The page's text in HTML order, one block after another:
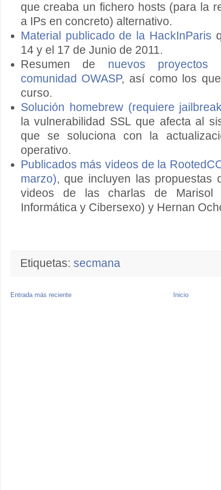
que creaba un fichero hosts (para la
a IPs en concreto) alternativo.
Material publicado de la HackInParis
14 y el 17 de Junio de 2011.
Resumen de nuevos
comunidad OWASP, así como los
curso.
Solución homebrew (requiere
la vulnerabilidad SSL que afecta al
que se soluciona con la
operativo.
Publicados más videos de la
marzo), que incluyen las propuestas
videos de las charlas de Marisol
Informática y Cibersexo) y Hernan
Etiquetas: secmana
Entrada más reciente Inicio